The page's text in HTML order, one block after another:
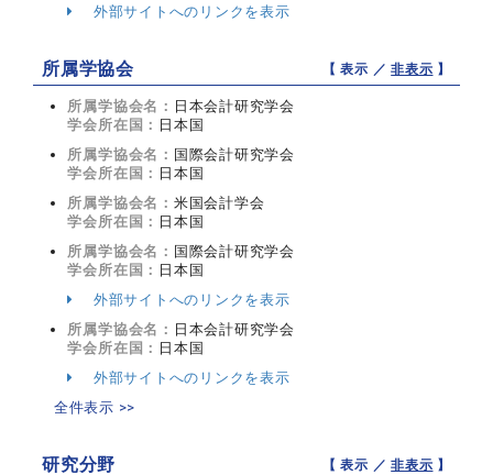
外部サイトへのリンクを表示
所属学協会 【 表示 ／非表示 】
所属学協会名： 日本会計研究学会
学会所在国： 日本国
所属学協会名： 国際会計研究学会
学会所在国： 日本国
所属学協会名： 米国会計学会
学会所在国： 日本国
所属学協会名： 国際会計研究学会
学会所在国： 日本国
外部サイトへのリンクを表示
所属学協会名： 日本会計研究学会
学会所在国： 日本国
外部サイトへのリンクを表示
全件表示 >>
研究分野 【 表示 ／非表示 】